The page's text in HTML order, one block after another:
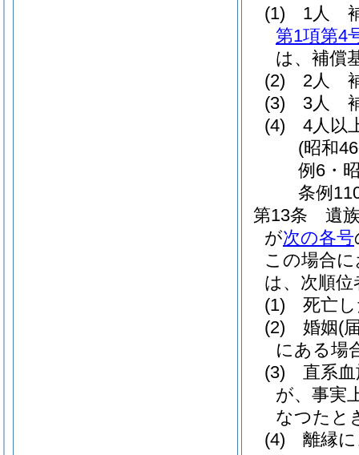
(1)
1人
第1項第4
は、補償
(2)
2人
(3)
3人
(4)
4人以
(昭和
例6・
条例
第13条
遺
が次の各号
この場合
は、次順
(1)
死亡
(2)
婚姻(
にある場
(3)
直系
が、事実
なつたと
(4)
離縁